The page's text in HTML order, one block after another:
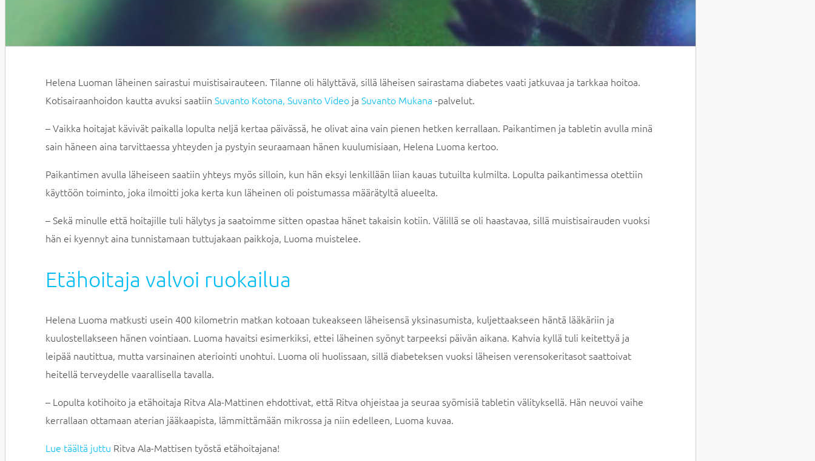
Helena Luoman läheinen sairastui muistisairauteen. Tilanne oli hälyttävä, sillä läheisen sairastama diabetes vaati jatkuvaa ja tarkkaa hoitoa.
Kotisairaanhoidon kautta avuksi saatiin Suvanto Kotona, Suvanto Videoja Suvanto Mukana -palvelut.
– Vaikka hoitajat kävivät paikalla lopulta neljä kertaa päivässä, he olivat aina vain pienen hetken kerrallaan. Paikantimen ja tabletin avulla minä
sain häneen aina tarvittaessa yhteyden ja pystyin seuraamaan hänen kuulumisiaan, Helena Luoma kertoo.
Paikantimen avulla läheiseen saatiin yhteys myös silloin, kun hän eksyi lenkillään liian kauas tutuilta kulmilta. Lopulta paikantimessa otettiin
käyttöön toiminto, joka ilmoitti joka kerta kun läheinen oli poistumassa määrätyltä alueelta.
– Sekä minulle että hoitajille tuli hälytys ja saatoimme sitten opastaa hänet takaisin kotiin. Välillä se oli haastavaa, sillä muistisairauden vuoksi
hän ei kyennyt aina tunnistamaan tuttujakaan paikkoja, Luoma muistelee.
Etähoitaja valvoi ruokailua
Helena Luoma matkusti usein 400 kilometrin matkan kotoaan tukeakseen läheisensä yksinasumista, kuljettaakseen häntä lääkäriin ja
kuulostellakseen hänen vointiaan. Luoma havaitsi esimerkiksi, ettei läheinen syönyt tarpeeksi päivän aikana. Kahvia kyllä tuli keitettyä ja
leipää nautittua, mutta varsinainen ateriointi unohtui. Luoma oli huolissaan, sillä diabeteksen vuoksi läheisen verensokeritasot saattoivat
heitellä terveydelle vaarallisella tavalla.
– Lopulta kotihoito ja etähoitaja Ritva Ala-Mattinen ehdottivat, että Ritva ohjeistaa ja seuraa syömisiä tabletin välityksellä. Hän neuvoi vaihe
kerrallaan ottamaan aterian jääkaapista, lämmittämään mikrossa ja niin edelleen, Luoma kuvaa.
Lue täältä juttu Ritva Ala-Mattisen työstä etähoitajana!